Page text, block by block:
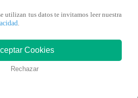
se vivió en “Tierra Brava”
utilizan tus datos te invitamos leer nuestra
.
Cookies
Rechazar